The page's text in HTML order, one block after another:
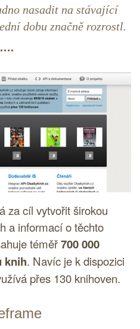
nasadit na stávající
dobu značně rozrostl.
za cíl vytvořit širokou
a informací o těchto
téměř700 000
knih. Navíc je k dispozici
přes 130 knihoven.